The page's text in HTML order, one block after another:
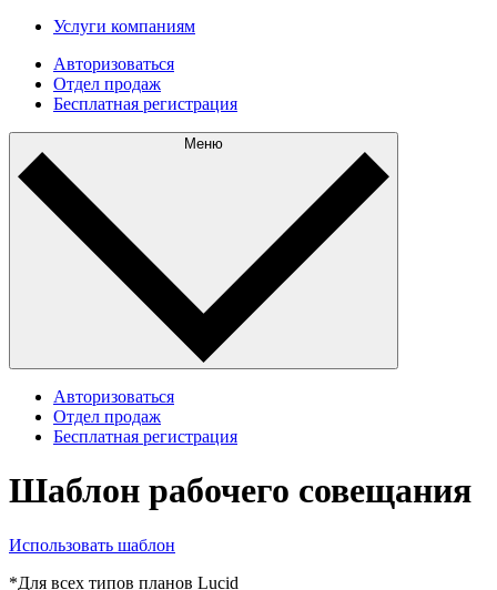
Услуги компаниям
Авторизоваться
Отдел продаж
Бесплатная регистрация
Меню
Авторизоваться
Отдел продаж
Бесплатная регистрация
Шаблон рабочего совещания
Использовать шаблон
*Для всех типов планов Lucid